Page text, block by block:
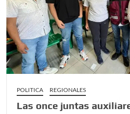
del
país
de
México
POLITICA REGIONALES
Las once juntas